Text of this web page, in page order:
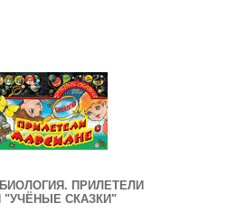
ПРИЛЕТЕЛИ
"УЧЁНЫЕ СКАЗКИ"